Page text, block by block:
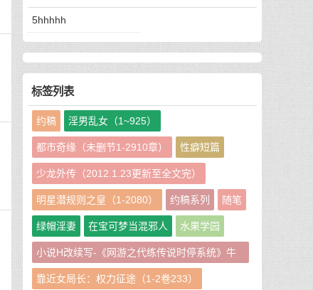
5hhhhh
标签列表
约稿 淫男乱女（1~925）
都市奇缘（未删节1-2910章） 性癖短篇
少龙外传（2012.1.23更新至全文完）
明星潜规则之皇（1-2080） 约稿系列 随笔
绿帽淫妻 在宝可梦当混邪人 水果学园
小说H改续写-《网游之代练传说时停系统》牛
牛娘二改GHS版
靠近女局长：权力征途（1-2卷233）